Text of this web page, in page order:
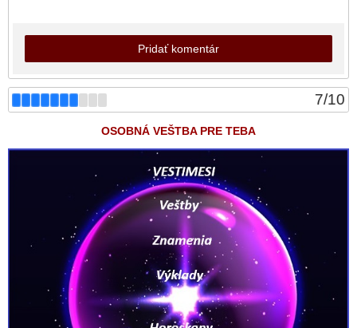
7/10
OSOBNÁ VEŠTBA PRE TEBA
Pridať komentár